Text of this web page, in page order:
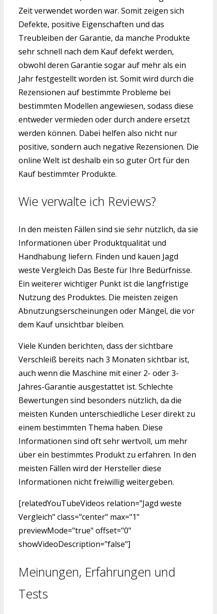
Zeit verwendet worden war. Somit zeigen sich
Defekte, positive Eigenschaften und das
Treubleiben der Garantie, da manche Produkte
sehr schnell nach dem Kauf defekt werden,
obwohl deren Garantie sogar auf mehr als ein
Jahr festgestellt worden ist. Somit wird durch die
Rezensionen auf bestimmte Probleme bei
bestimmten Modellen angewiesen, sodass diese
entweder vermieden oder durch andere ersetzt
werden können. Dabei helfen also nicht nur
positive, sondern auch negative Rezensionen. Die
online Welt ist deshalb ein so guter Ort für den
Kauf bestimmter Produkte.
Wie verwalte ich Reviews?
In den meisten Fällen sind sie sehr nützlich, da sie
Informationen über Produktqualität und
Handhabung liefern. Finden und kauen Jagd
weste Vergleich Das Beste für Ihre Bedürfnisse.
Ein weiterer wichtiger Punkt ist die langfristige
Nutzung des Produktes. Die meisten zeigen
Abnutzungserscheinungen oder Mängel, die vor
dem Kauf unsichtbar bleiben.
Viele Kunden berichten, dass der sichtbare
Verschleiß bereits nach 3 Monaten sichtbar ist,
auch wenn die Maschine mit einer 2- oder 3-
Jahres-Garantie ausgestattet ist. Schlechte
Bewertungen sind besonders nützlich, da die
meisten Kunden unterschiedliche Leser direkt zu
einem bestimmten Thema haben. Diese
Informationen sind oft sehr wertvoll, um mehr
über ein bestimmtes Produkt zu erfahren. In den
meisten Fällen wird der Hersteller diese
Informationen nicht freiwillig weitergeben.
[relatedYouTubeVideos relation="Jagd weste
Vergleich" class="center" max="1"
previewMode="true" offset="0"
showVideoDescription="false"]
Meinungen, Erfahrungen und
Tests